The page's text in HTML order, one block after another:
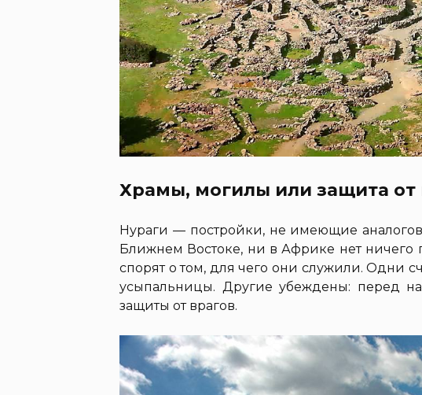
Храмы, могилы или защита от
Нураги — постройки, не имеющие
Ближнем Востоке, ни в Африке нет ничего
спорят о том, для чего они служили. Одни
усыпальницы. Другие убеждены: перед
защиты от врагов.